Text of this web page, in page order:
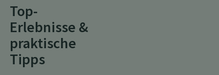
Top-
Erlebnisse &
praktische
Tipps